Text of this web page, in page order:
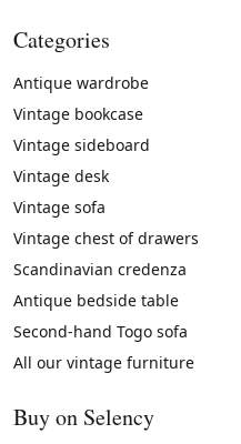
Categories
Antique wardrobe
Vintage bookcase
Vintage sideboard
Vintage desk
Vintage sofa
Vintage chest of drawers
Scandinavian credenza
Antique bedside table
Second-hand Togo sofa
All our vintage furniture
Buy on Selency